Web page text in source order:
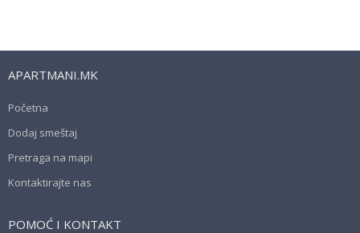
APARTMANI.MK
Početna
Dodaj smeštaj
Pretraga na mapi
Kontaktirajte nas
POMOĆ I KONTAKT